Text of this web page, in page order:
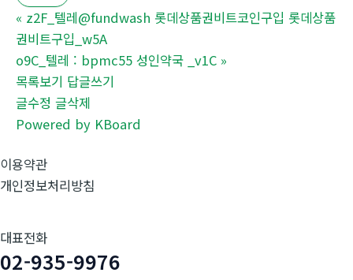
« z2F_텔레@fundwash 롯데상품권비트코인구입 롯데상품
권비트구입_w5A
o9C_텔레 : bpmc55 성인약국 _v1C »
목록보기 답글쓰기
글수정 글삭제
Powered by KBoard
이용약관
개인정보처리방침
대표전화
02-935-9976